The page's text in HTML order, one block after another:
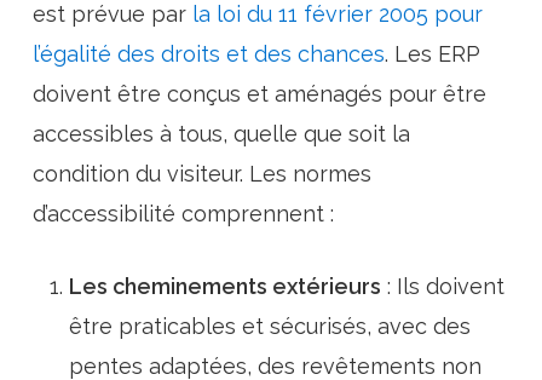
est prévue par la loi du 11 février 2005 pour
l’égalité des droits et des chances. Les ERP
doivent être conçus et aménagés pour être
accessibles à tous, quelle que soit la
condition du visiteur. Les normes
d’accessibilité comprennent :
Les cheminements extérieurs : Ils doivent
être praticables et sécurisés, avec des
pentes adaptées, des revêtements non